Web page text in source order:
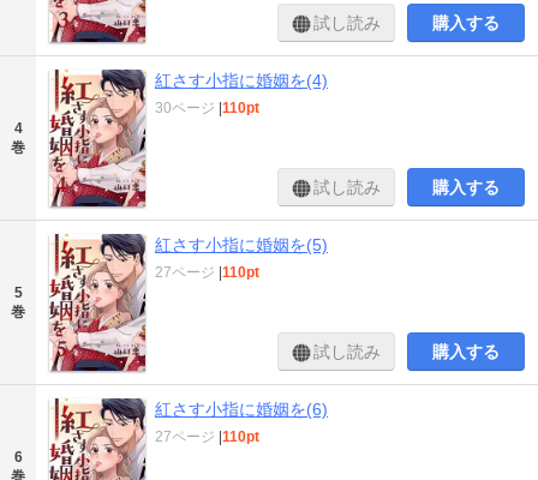
試し読み 購入する
4
巻
紅さす小指に婚姻を(4)
30ページ |110pt
試し読み 購入する
5
巻
紅さす小指に婚姻を(5)
27ページ |110pt
試し読み 購入する
6
巻
紅さす小指に婚姻を(6)
27ページ |110pt